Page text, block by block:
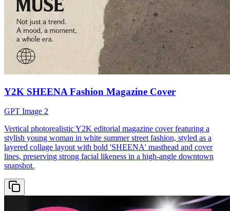
Y2K SHEENA Fashion Magazine Cover
GPT Image 2
Vertical photorealistic Y2K editorial magazine cover featuring a
stylish young woman in white summer street fashion, styled as a
layered collage layout with bold 'SHEENA' masthead and cover
lines, preserving strong facial likeness in a high-angle downtown
snapshot.